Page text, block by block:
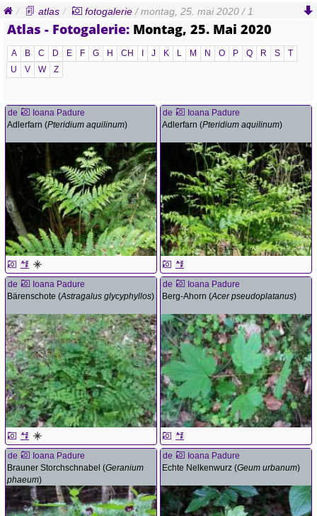
atlas fotogalerie / montag, 25. mai 2020 / 1
Atlas - Fotogalerie: Montag, 25. Mai 2020
A B C D E F G H CH J K L M N O P Q R S
T
U
V W Z
de
Ioana Padure
Adlerfarn (Pteridium aquilinum)
de
Ioana Padure
Adlerfarn (Pteridium aquilinum)
de
Ioana Padure
Bärenschote (Astragalus glycyphyllos)
de
Ioana Padure
Berg-Ahorn (Acer pseudoplatanus)
de
Ioana Padure
Brauner Storchschnabel (Geranium
phaeum)
de
Ioana Padure
Echte Nelkenwurz (Geum urbanum)